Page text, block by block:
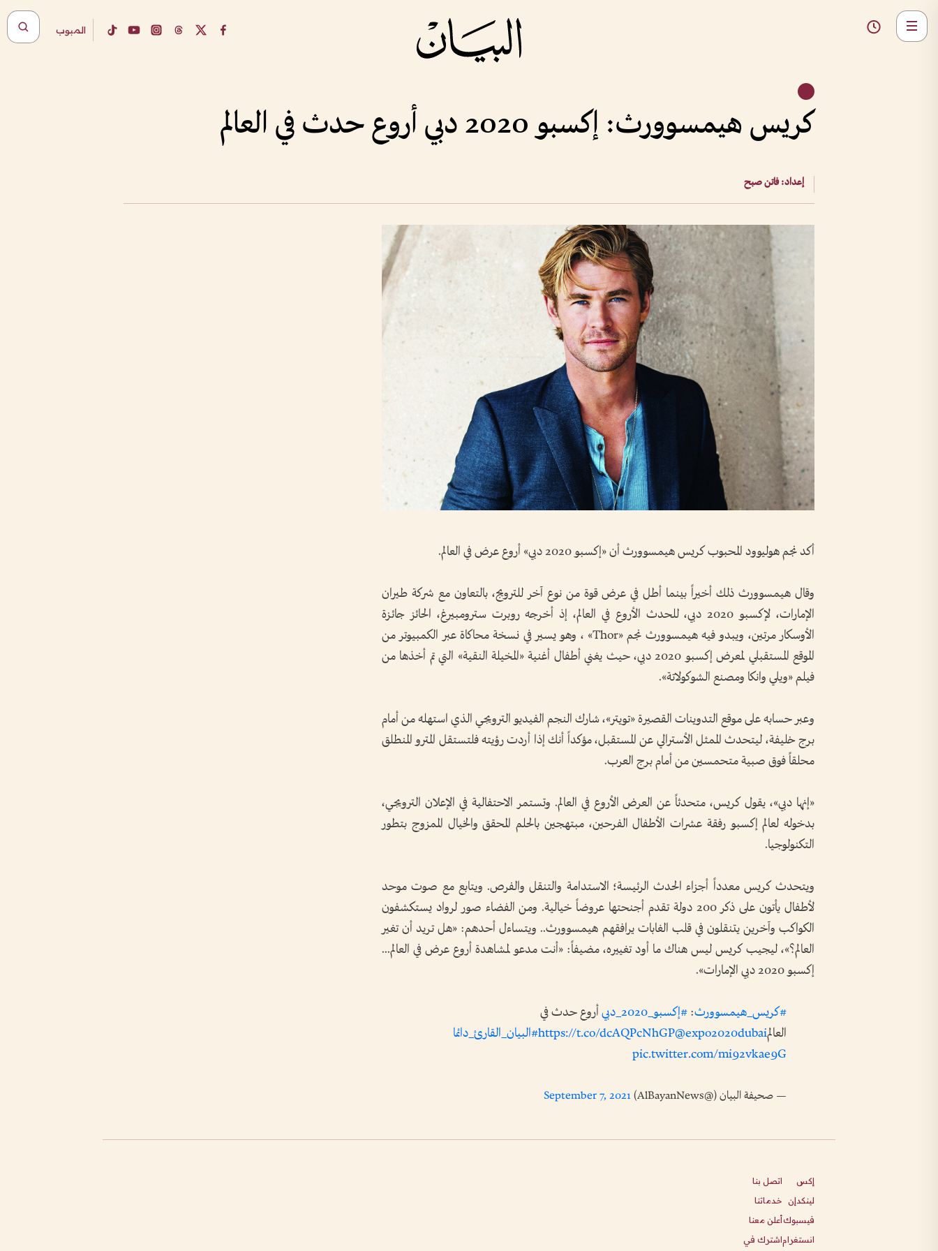
المبوب
كريس هيمسوورث: إكسبو 2020 دبي أروع حدث في العالم
إعداد: فاتن صبح
أكد نجم هوليوود المحبوب كريس هيمسوورث أن «إكسبو 2020 دبي» أروع عرض في العالم.
وقال هيمسوورث ذلك أخيراً بينما أطل في عرض قوة من نوع آخر للترويج، بالتعاون مع شركة طيران
الإمارات، لإكسبو 2020 دبي، للحدث الأروع في العالم، إذ أخرجه روبرت سترومبيرغ، الحائز جائزة
الأوسكار مرتين، ويبدو فيه هيمسوورث نجم«Thor» ، وهو يسير في نسخة محاكاة عبر الكمبيوتر من
الموقع المستقبلي لمعرض إكسبو 2020 دبي، حيث يغني أطفال أغنية «المخيلة النقية» التي تم أخذها من
فيلم «ويلي وانكا ومصنع الشوكولاتة».
وعبر حسابه على موقع التدوينات القصيرة «تويتر»، شارك النجم الفيديو الترويجي الذي استهله من أمام
برج خليفة، ليتحدث الممثل الأسترالي عن المستقبل، مؤكداً أنك إذا أردت رؤيته فلتستقل المترو المنطلق
محلقاً فوق صبية متحمسين من أمام برج العرب.
«إنها دبي»، يقول كريس، متحدثاً عن العرض الأروع في العالم. وتستمر الاحتفالية في الإعلان الترويجي،
بدخوله لعالم إكسبو رفقة عشرات الأطفال الفرحين، مبتهجين بالحلم المحقق والخيال الممزوج بتطور
التكنولوجيا.
ويتحدث كريس معدداً أجزاء الحدث الرئيسة؛ الاستدامة والتنقل والفرص. ويتابع مع صوت موحد
لأطفال يأتون على ذكر 200 دولة تقدم أجنحتها عروضاً خيالية. ومن الفضاء صور لرواد يستكشفون
الكواكب وآخرين يتنقلون في قلب الغابات يرافقهم هيمسوورث.. ويتساءل أحدهم: «هل تريد أن تغير
العالم؟»، ليجيب كريس ليس هناك ما أود تغييره، مضيفاً: «أنت مدعو لمشاهدة أروع عرض في العالم...
إكسبو 2020 دبي الإمارات».
#كريس_هيمسوورث:#إكسبو_2020_دبي
أروع حدث في
العالم
https://t.co/dcAQPcNhGP@expo2020dubai
#البيان_القارئ_دائما
pic.twitter.com/mi92vkae9G
— صحيفة البيان (@AlBayanNews) September 7, 2021
إكس
لينكدإن
فيسبوك
انستغرام
اتصل بنا
خدماتنا
أعلن معنا
اشترك في